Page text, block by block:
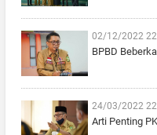
02/12/2022
BPBD
24/03/2022
Arti Penting